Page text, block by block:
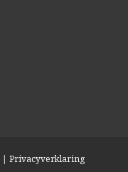
| Privacyverklaring